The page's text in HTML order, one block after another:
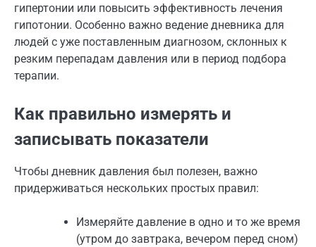
гипертонии или повысить эффективность лечения
гипотонии. Особенно важно ведение дневника для
людей с уже поставленным диагнозом, склонных к
резким перепадам давления или в период подбора
терапии.
Как правильно измерять и
записывать показатели
Чтобы дневник давления был полезен, важно
придерживаться нескольких простых правил:
Измеряйте давление в одно и то же время
(утром до завтрака, вечером перед сном)